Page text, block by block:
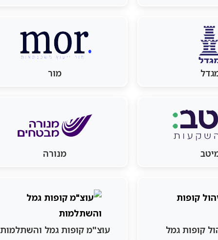
מור
מנורה
קופות גמל עוצ"מ קופות גמל והשתלמות